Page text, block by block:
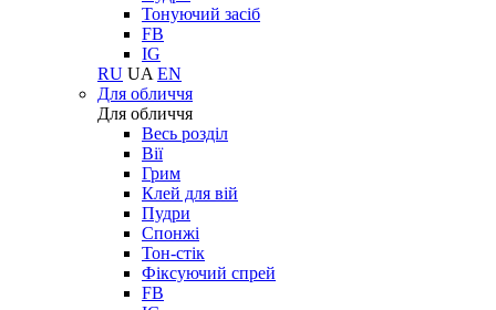
Тонуючий засіб
FB
IG
RU UA EN
Для обличчя
Для обличчя
Весь розділ
Вії
Грим
Клей для вій
Пудри
Спонжі
Тон-стік
Фіксуючий спрей
FB